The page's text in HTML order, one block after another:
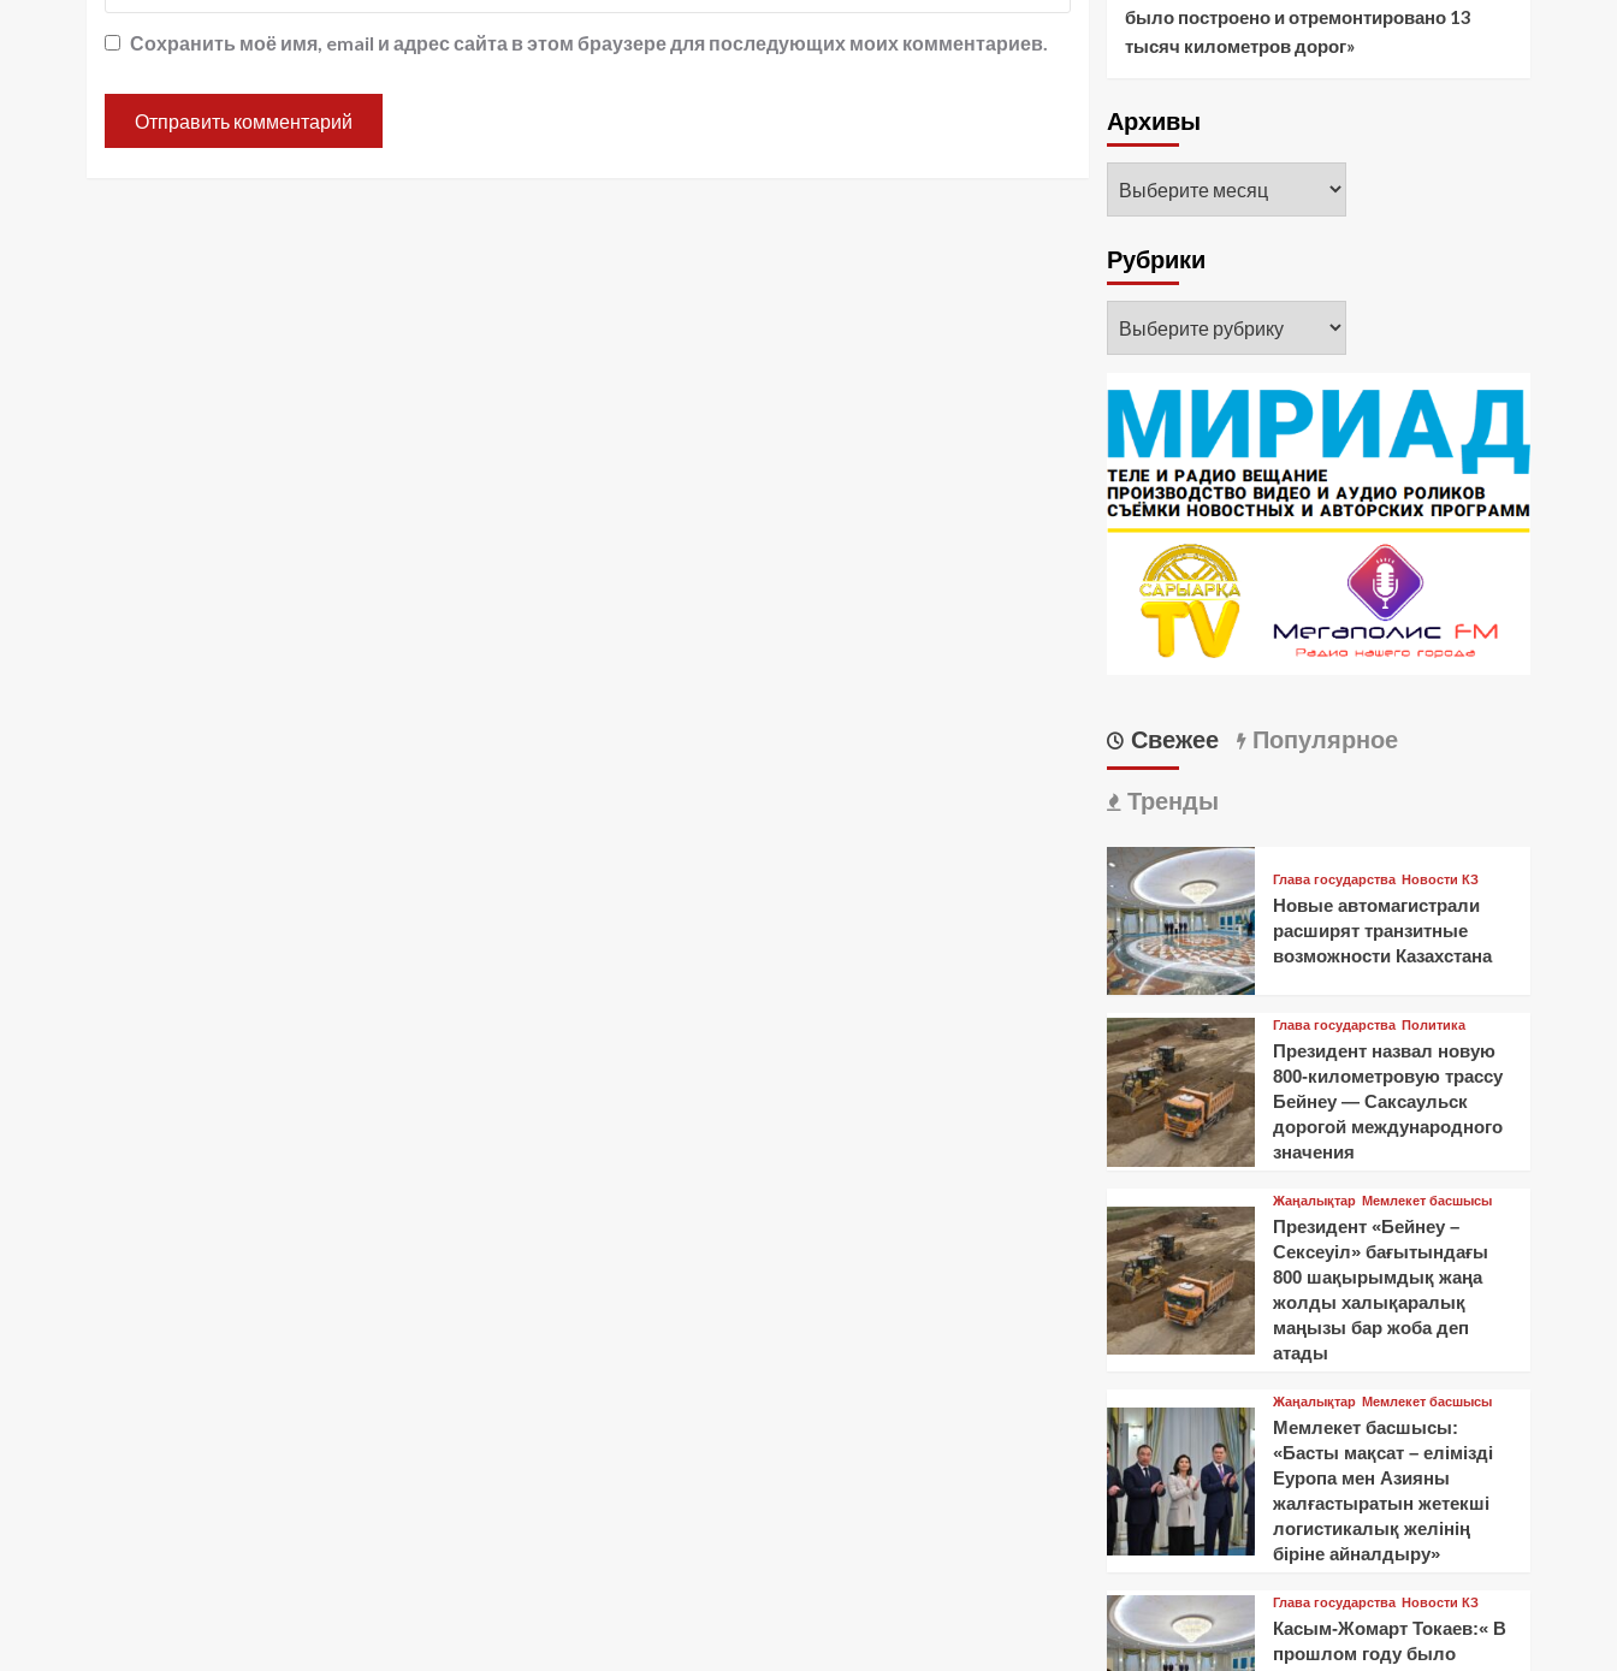
Сохранить моё имя, email и адрес сайта в этом браузере для последующих моих комментариев.
было построено и отремонтировано 13
тысяч километров дорог»
Архивы
Рубрики
Свежее Популярное
Тренды
Глава государства Новости КЗ
Новые автомагистрали
расширят транзитные
возможности Казахстана
Глава государства Политика
Президент назвал новую
800-километровую трассу
Бейнеу — Саксаульск
дорогой международного
значения
Жаңалықтар Мемлекет басшысы
Президент «Бейнеу –
Сексеуіл» бағытындағы
800 шақырымдық жаңа
жолды халықаралық
маңызы бар жоба деп
атады
Жаңалықтар Мемлекет басшысы
Мемлекет басшысы:
«Басты мақсат – елімізді
Еуропа мен Азияны
жалғастыратын жетекші
логистикалық желінің
біріне айналдыру»
Глава государства Новости КЗ
Касым-Жомарт Токаев:« В
прошлом году было